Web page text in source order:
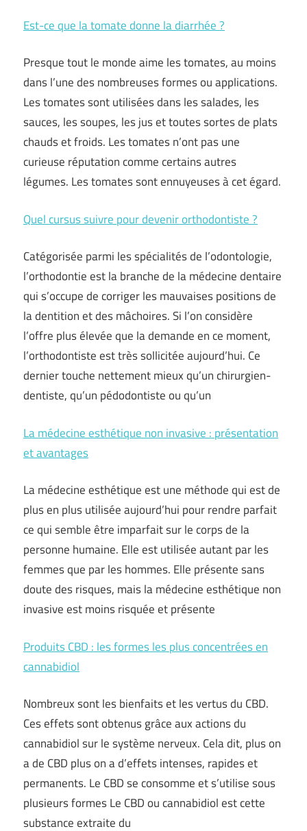
Est-ce que la tomate donne la diarrhée ?
Presque tout le monde aime les tomates, au moins
dans l’une des nombreuses formes ou applications.
Les tomates sont utilisées dans les salades, les
sauces, les soupes, les jus et toutes sortes de plats
chauds et froids. Les tomates n’ont pas une
curieuse réputation comme certains autres
légumes. Les tomates sont ennuyeuses à cet égard.
Quel cursus suivre pour devenir orthodontiste ?
Catégorisée parmi les spécialités de l’odontologie,
l’orthodontie est la branche de la médecine dentaire
qui s’occupe de corriger les mauvaises positions de
la dentition et des mâchoires. Si l’on considère
l’offre plus élevée que la demande en ce moment,
l’orthodontiste est très sollicitée aujourd’hui. Ce
dernier touche nettement mieux qu’un chirurgien-
dentiste, qu’un pédodontiste ou qu’un
La médecine esthétique non invasive : présentation
et avantages
La médecine esthétique est une méthode qui est de
plus en plus utilisée aujourd’hui pour rendre parfait
ce qui semble être imparfait sur le corps de la
personne humaine. Elle est utilisée autant par les
femmes que par les hommes. Elle présente sans
doute des risques, mais la médecine esthétique non
invasive est moins risquée et présente
Produits CBD : les formes les plus concentrées en
cannabidiol
Nombreux sont les bienfaits et les vertus du CBD.
Ces effets sont obtenus grâce aux actions du
cannabidiol sur le système nerveux. Cela dit, plus on
a de CBD plus on a d’effets intenses, rapides et
permanents. Le CBD se consomme et s’utilise sous
plusieurs formes Le CBD ou cannabidiol est cette
substance extraite du